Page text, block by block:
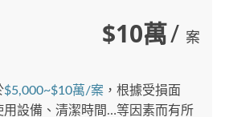
$10萬/ 案
$5,000~$10萬/案 ，根據受損面
用設備、清潔時間…等因素而有所